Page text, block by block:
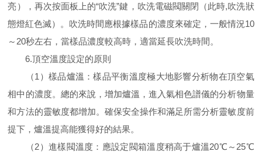
亮），再次按面板上的“吹洗”鍵，吹洗電磁閥關閉（此時,吹洗狀
態燈紅色滅）。吹洗時間應根據樣品的濃度來確定，一般情況10
～20秒左右，當樣品濃度較高時，適當延長吹洗時間。
6.頂空溫度設定的原則
（1）樣品爐溫：樣品平衡溫度極大地影響分析物在頂空氣
相中的濃度。總的來說，增加爐溫，進入氣相色譜儀的分析物量
和方法的靈敏度都增加。確保安全操作和滿足所需分析靈敏度前
提下，爐溫提高能獲得好的結果。
（2）進樣閥溫度：應設定閥箱溫度稍高于爐溫20℃～25℃